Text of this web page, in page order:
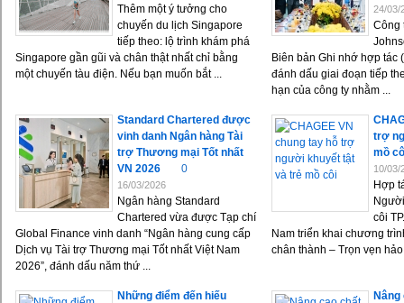
Thêm một ý tưởng cho
chuyến du lịch Singapore
tiếp theo: lộ trình khám phá
Singapore gần gũi và chân thật nhất chỉ bằng
một chuyến tàu điện. Nếu bạn muốn bắt ...
24/03/
Công
Biên bản Ghi nhớ hợp tác
đánh dấu giai đoạn tiếp
hạn của công ty nhằm ...
Standard Chartered được
vinh danh Ngân hàng Tài
trợ Thương mại Tốt nhất
VN 2026
0
16/03/2026
Ngân hàng Standard
Chartered vừa được Tạp chí
Global Finance vinh danh “Ngân hàng cung cấp
Dịch vụ Tài trợ Thương mại Tốt nhất Việt Nam
2026”, đánh dấu năm thứ ...
trợ
mồ
10/03/
Hợp
côi
Nam triển khai chương
chân thành – Trọn vẹn hảo
Những điểm đến hiếu